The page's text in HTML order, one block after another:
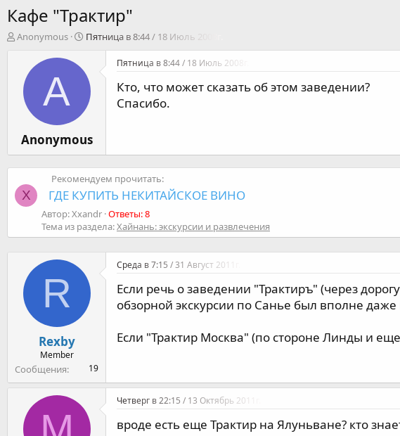
Кафе "Трактир"
А
ы
Anonymous
Д
а
н
а
ч
л
Пятница в 8:44 / 18 Июль 2008г.
A
Anonymous
Пятница в 8:44 / 18 Июль 2008г.
Кто, что может сказать об этом заведении?
Спасибо.
X
Рекомендуем прочитать:
ГДЕ КУПИТЬ НЕКИТАЙСКОЕ ВИНО
Автор: Xxandr Ответы: 8
Тема из раздела:Хайнань: экскурсии и развлечения
R
Rexby
Member
Сообщения 19
Среда в 7:15 / 31 Август 2011г.
Если речь о заведении "Трактиръ" (через
обзорной экскурсии по Санье был вполне даже
Если "Трактир Москва" (по стороне Линды и
Четверг в 22:15 / 13 Октябрь 2011г.
вроде есть еще Трактир на Ялуньване? кто